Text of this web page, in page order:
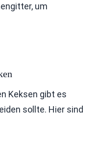
um
Keksen gibt es
sollte. Hier sind